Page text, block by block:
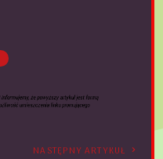
NASTĘPNY ARTYKUŁ